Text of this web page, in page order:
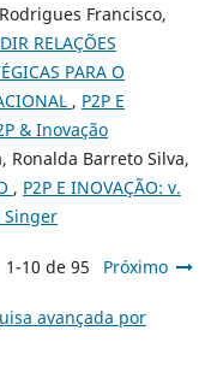
Francisco,
RELAÇÕES
PARA O
, P2P E
& Inovação
Ronalda Barreto Silva,
, P2P E INOVAÇÃO: v.
Singer
1-10 de 95 Próximo
avançada por